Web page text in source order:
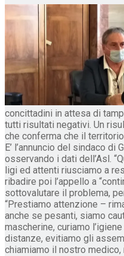
concittadini in attesa di
tutti risultati negativi. Un
che conferma che il
E’ l’annuncio del sindaco di
osservando i dati dell’Asl.
ligi ed attenti riusciamo a
ribadire poi l’appello a
sottovalutare il problema,
“Prestiamo attenzione –
anche se pesanti, siamo
mascherine, curiamo
distanze, evitiamo gli
chiamiamo il nostro medico,